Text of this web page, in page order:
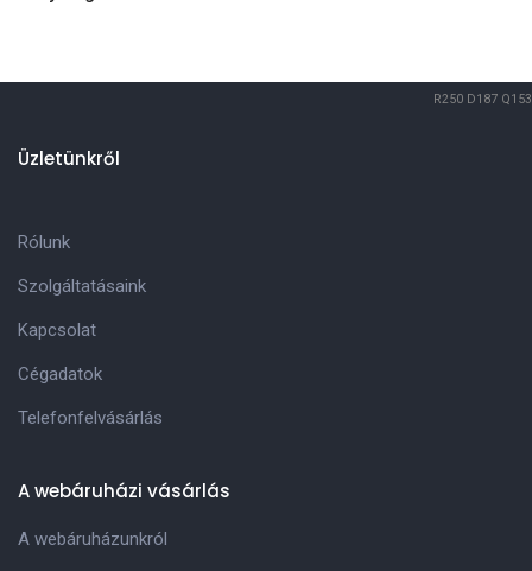
R250 D187 Q153
Üzletünkről
Rólunk
Szolgáltatásaink
Kapcsolat
Cégadatok
Telefonfelvásárlás
A webáruházi vásárlás
A webáruházunkról